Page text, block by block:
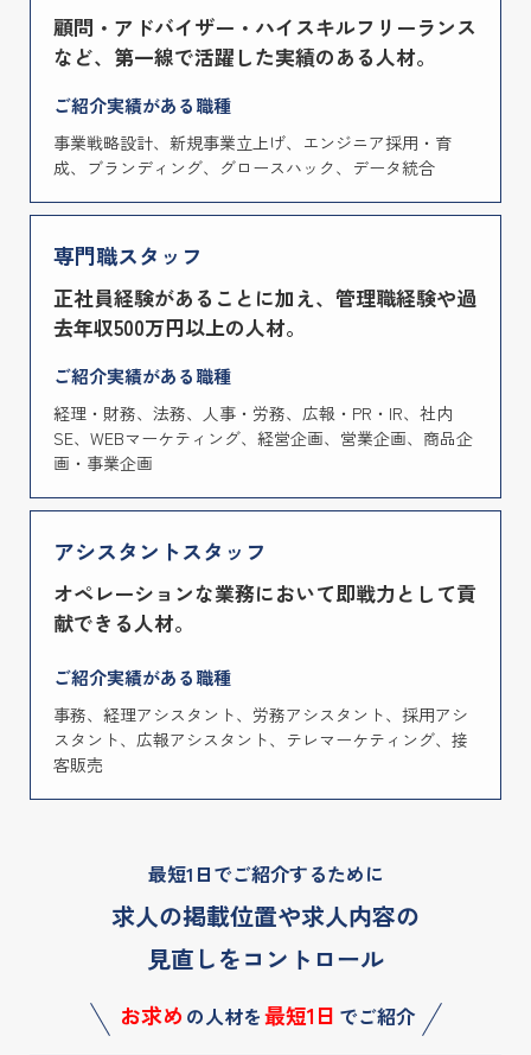
顧問・アドバイザー・ハイスキルフリーランス
など、第一線で活躍した実績のある人材。
ご紹介実績がある職種
事業戦略設計、新規事業立上げ、エンジニア採用・育
成、ブランディング、グロースハック、データ統合
専門職スタッフ
正社員経験があることに加え、管理職経験や過
去年収500万円以上の人材。
ご紹介実績がある職種
経理・財務、法務、人事・労務、広報・PR・IR、社内
SE、WEBマーケティング、経営企画、営業企画、商品企
画・事業企画
アシスタントスタッフ
オペレーションな業務において即戦力として貢
献できる人材。
ご紹介実績がある職種
事務、経理アシスタント、労務アシスタント、採用アシ
スタント、広報アシスタント、テレマーケティング、接
客販売
最短1日でご紹介するために
求人の掲載位置や求人内容の
見直しをコントロール
お求めの人材を最短1日 でご紹介